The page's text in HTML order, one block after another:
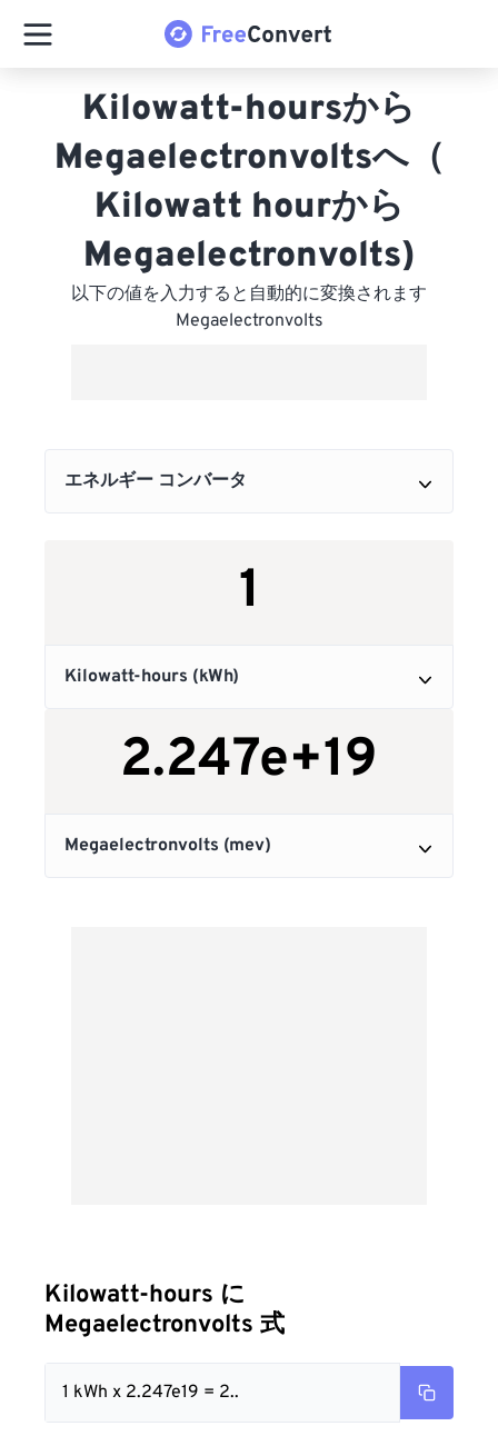
Kilowatt-hoursから
Megaelectronvoltsへ（
Kilowatt hourから
Megaelectronvolts)
以下の値を入力すると自動的に変換されます
Megaelectronvolts
Kilowatt-hours に
Megaelectronvolts 式
1 kWh x 2.247e19 = 2..